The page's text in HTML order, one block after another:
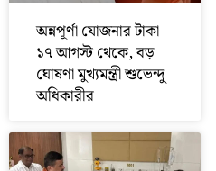
অন্নপূর্ণা যোজনার টাকা
১৭ আগস্ট থেকে, বড়
ঘোষণা মুখ্যমন্ত্রী শুভেন্দু
অধিকারীর